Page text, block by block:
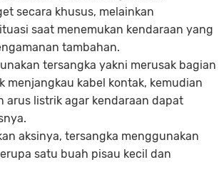
secara khusus, melainkan
saat menemukan kendaraan yang
tambahan.
tersangka yakni merusak bagian
menjangkau kabel kontak, kemudian
arus listrik agar kendaraan dapat
aksinya, tersangka menggunakan
satu buah pisau kecil dan